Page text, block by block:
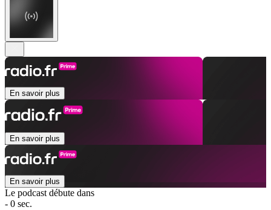
En savoir plus
En savoir plus
En savoir plus
Le podcast débute dans
- 0 sec.